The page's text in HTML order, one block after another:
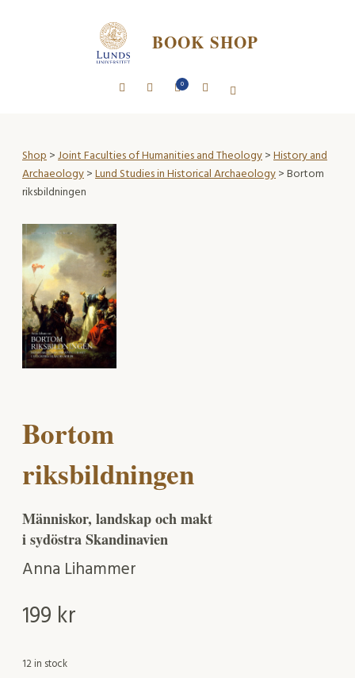
BOOK SHOP
0
Shop>Joint Faculties of Humanities and Theology>History and
Archaeology>Lund Studies in Historical Archaeology> Bortom
riksbildningen
Bortom
riksbildningen
Människor, landskap och makt
i sydöstra Skandinavien
Anna Lihammer
199 kr
12 in stock